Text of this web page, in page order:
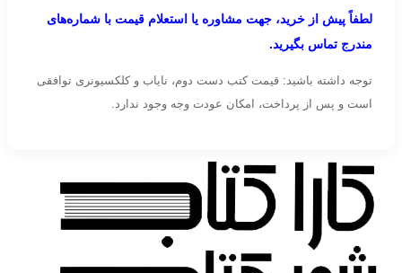
لطفاً پیش از خرید، جهت مشاوره یا استعلام قیمت با شماره‌های
مندرج تماس بگیرید.
توجه داشته باشید: قیمت کتب دست دوم، نایاب و کلکسیونری توافقی
است و پس از پرداخت، امکان عودت وجه وجود ندارد.